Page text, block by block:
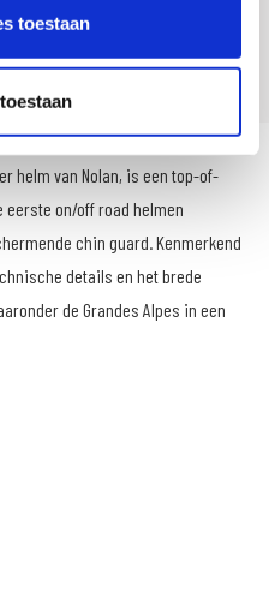
toestaan
helm van Nolan, is een top-of-
eerste on/off road helmen
chin guard. Kenmerkend
details en het brede
de Grandes Alpes in een